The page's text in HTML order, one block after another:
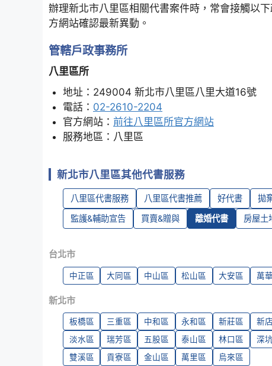
辦理新北市八里區相關代書案件時，常會接觸以
方網站確認最新異動。
管轄戶政事務所
八里區所
地址：249004 新北市八里區八里大道16號
電話： 02-2610-2204
官方網站： 前往八里區所官方網站
服務地區：八里區
新北市八里區其他代書服務
八里區代書服務 八里區代書推薦 好代書 拋
監護&輔助宣告 買賣&贈與 離婚代書 房屋土
台北市
中正區 大同區 中山區 松山區 大安區 萬
新北市
板橋區 三重區 中和區 永和區 新莊區 新
淡水區
瑞芳區 五股區 泰山區 林口區 深
雙溪區
貢寮區 金山區 萬里區 烏來區